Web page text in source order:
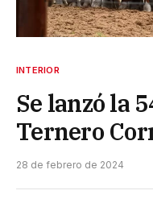
INTERIOR
Se lanzó la
Ternero
28 de febrero de 2024